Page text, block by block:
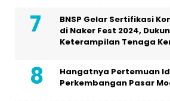
BNSP Gelar Sertifikasi
di Naker Fest 2024,
Keterampilan Tenaga
Hangatnya Pertemuan
Perkembangan Pasar